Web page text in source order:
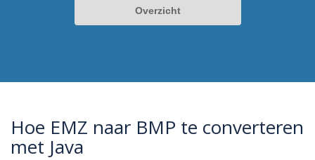
Overzicht
Hoe EMZ naar BMP te converteren
met Java